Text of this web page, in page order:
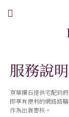
服務說明
京華鑽石提供宅配到
即享有便利的網路路
作為出貨審核。